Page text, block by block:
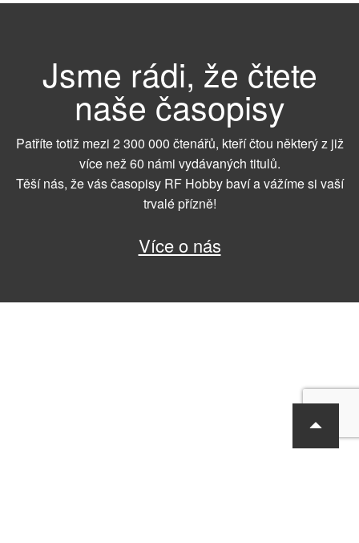
Jsme rádi, že čtete
naše časopisy
Patříte totiž mezi 2 300 000 čtenářů, kteří čtou některý z již
více než 60 námi vydávaných titulů.
Těší nás, že vás časopisy RF Hobby baví a vážíme si vaší
trvalé přízně!
Více o nás